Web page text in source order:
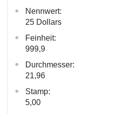
Nennwert:
25 Dollars
Feinheit:
999,9
Durchmesser:
21,96
Stamp:
5,00